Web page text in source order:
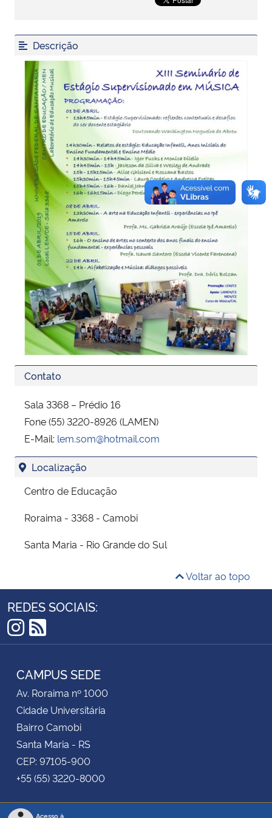
Secretaria de Governo
Gabinete de Segurança Institucional
Advocacia-Geral da União
Banco Central do Brasil
Descrição
Contato
Sala 3368 – Prédio 16
Fone (55) 3220-8926 (LAMEN)
E-Mail: lem.som@hotmail.com
Localização
Centro de Educação
Roraima - 3368 - Camobi
Santa Maria - Rio Grande do Sul
Voltar ao topo
REDES SOCIAIS:
Instagram
RSS
CAMPUS SEDE
Av. Roraima nº 1000
Cidade Universitária
Bairro Camobi
Santa Maria - RS
CEP: 97105-900
+55 (55) 3220-8000
Acesso à